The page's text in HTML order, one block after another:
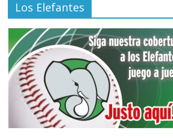
Los Elefantes